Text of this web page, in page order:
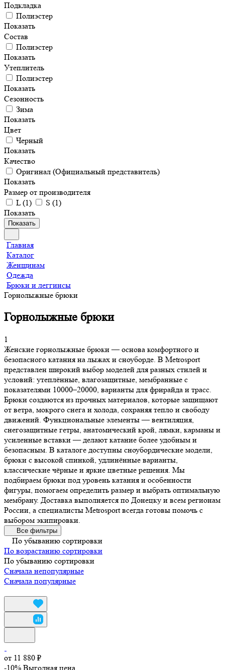
Подкладка
Полиэстер
Показать
Состав
Полиэстер
Показать
Утеплитель
Полиэстер
Показать
Сезонность
Зима
Показать
Цвет
Черный
Показать
Качество
Оригинал (Официальный представитель)
Показать
Размер от производителя
L(1) S (1)
Показать
Показать
Главная
Каталог
Женщинам
Одежда
Брюки и леггинсы
Горнолыжные брюки
Горнолыжные брюки
1
Женские горнолыжные брюки — основа комфортного и
безопасного катания на лыжах и сноуборде. В Metrosport
представлен широкий выбор моделей для разных стилей и
условий: утеплённые, влагозащитные, мембранные с
показателями 10000–20000, варианты для фрирайда и трасс.
Брюки создаются из прочных материалов, которые защищают
от ветра, мокрого снега и холода, сохраняя тепло и свободу
движений. Функциональные элементы — вентиляция,
снегозащитные гетры, анатомический крой, лямки, карманы и
усиленные вставки — делают катание более удобным и
безопасным. В каталоге доступны сноубордические модели,
брюки с высокой спинкой, удлинённые варианты,
классические чёрные и яркие цветные решения. Мы
подбираем брюки под уровень катания и особенности
фигуры, помогаем определить размер и выбрать оптимальную
мембрану. Доставка выполняется по Донецку и всем регионам
России, а специалисты Metrosport всегда готовы помочь с
выбором экипировки.
Все фильтры
По убыванию сортировки
По возрастанию сортировки
По убыванию сортировки
Сначала непопулярные
Сначала популярные
от 11 880 ₽
-10% Выгодная цена